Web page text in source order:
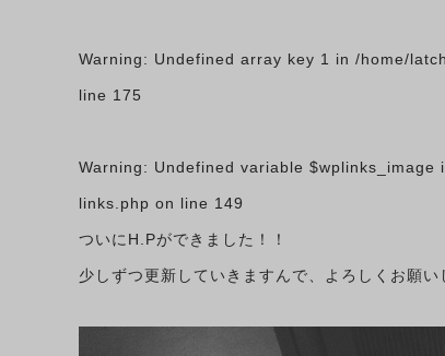
Warning: Undefined array key 1 in /home/
line 175
Warning: Undefined variable $wplinks_image
links.php on line 149
ついにH.Pができました！！
少しずつ更新していきますんで、よろしくお願い